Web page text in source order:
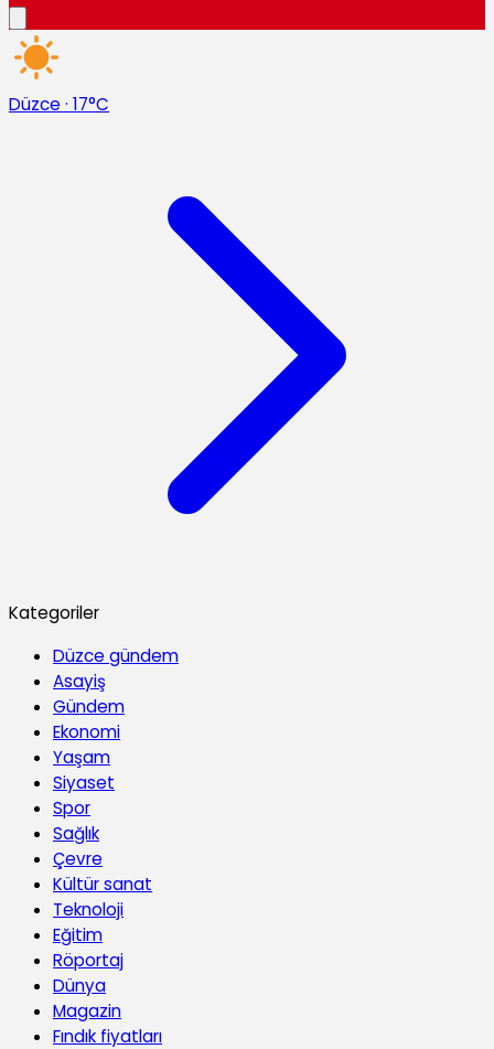
Düzce · 17°C
Kategoriler
Düzce gündem
Asayiş
Gündem
Ekonomi
Yaşam
Siyaset
Spor
Sağlık
Çevre
Kültür sanat
Teknoloji
Eğitim
Röportaj
Dünya
Magazin
Fındık fiyatları